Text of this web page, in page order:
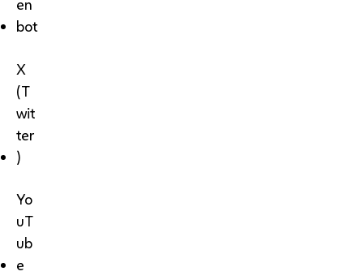
en
bot
X
(T
wit
ter
)
Yo
uT
ub
e